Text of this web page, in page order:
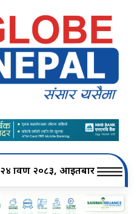
२४ श्रावण २०८३, आइतबार